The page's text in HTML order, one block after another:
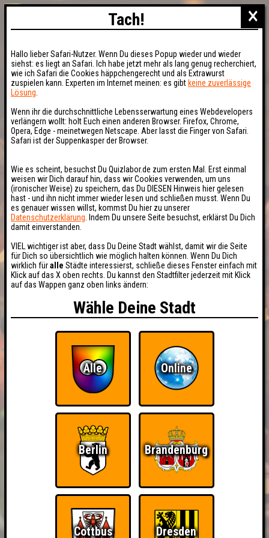
×
Tach!
Hallo lieber Safari-Nutzer. Wenn Du dieses Popup wieder und wieder
siehst: es liegt an Safari. Ich habe jetzt mehr als lang genug recherchiert,
wie ich Safari die Cookies häppchengerecht und als Extrawurst
zuspielen kann. Experten im Internet meinen: es gibt keine zuverlässige
Lösung
Wenn ihr die durchschnittliche Lebensserwartung eines Webdevelopers
verlängern wollt: holt Euch einen anderen Browser. Firefox, Chrome,
Opera, Edge - meinetwegen Netscape. Aber lasst die Finger von Safari.
Safari ist der Suppenkasper der Browser.
Wie es scheint, besuchst Du Quizlabor.de zum ersten Mal. Erst einmal
weisen wir Dich darauf hin, dass wir Cookies verwenden, um uns
(ironischer Weise) zu speichern, das Du DIESEN Hinweis hier gelesen
hast - und ihn nicht immer wieder lesen und schließen musst. Wenn Du
es genauer wissen willst, kommst Du hier zu unserer
Datenschutzerklärung . Indem Du unsere Seite besuchst, erklärst Du Dich
damit einverstanden.
VIEL wichtiger ist aber, dass Du Deine Stadt wählst, damit wir die Seite
für Dich so übersichtlich wie möglich halten können. Wenn Du Dich
wirklich füralle Städte interessierst, schließe dieses Fenster einfach mit
Klick auf das X oben rechts. Du kannst den Stadtfilter jederzeit mit Klick
auf das Wappen ganz oben links ändern:
Wähle Deine Stadt
Alle Online
Berlin Brandenburg
Cottbus Dresden